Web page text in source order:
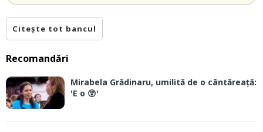
Citește tot bancul
Recomandări
Mirabela Grădinaru, umilită de o cântăreață:
'E o 😲'